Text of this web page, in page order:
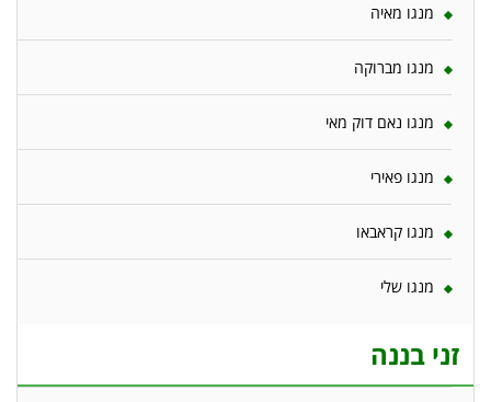
מנגו מאיה
מנגו מברוקה
מנגו נאם דוק מאי
מנגו פאירי
מנגו קראבאו
מנגו שלי
זני בננה